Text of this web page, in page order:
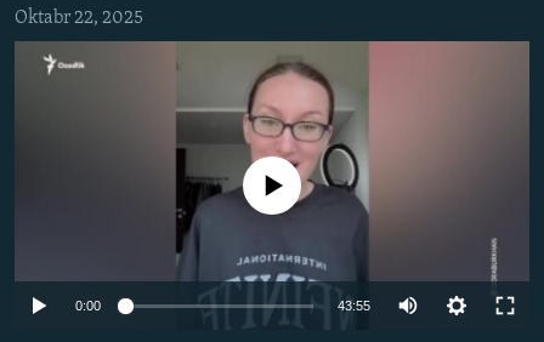
Озодлик бошқа тилларда
Oktabr 22, 2025
Айни дамда медиа-манба мавжуд эмас
0:00 43:55